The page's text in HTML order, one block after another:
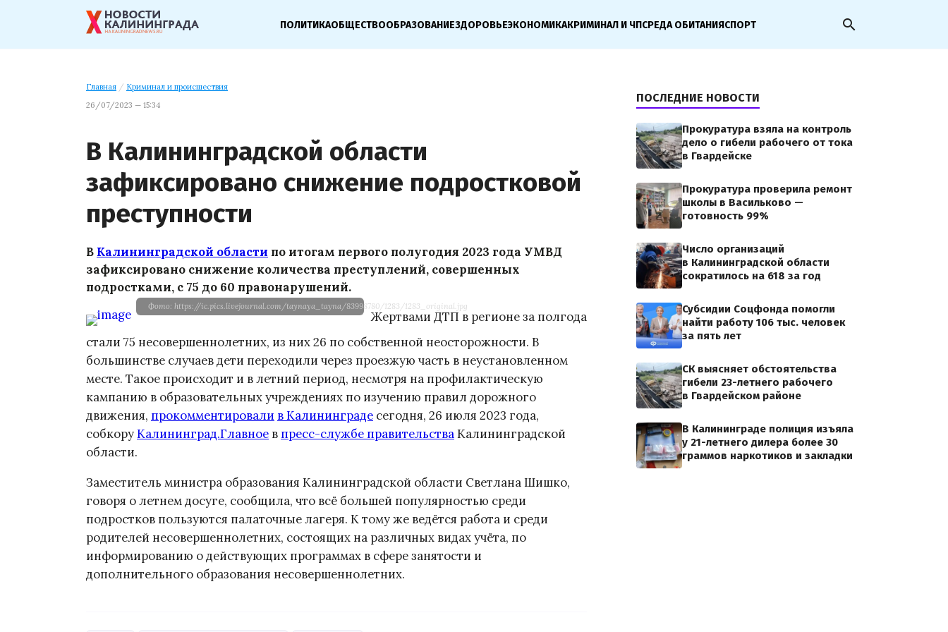
ПОЛИТИКАОБЩЕСТВООБРАЗОВАНИЕЗДОРОВЬЕЭКОНОМИКАКРИМИНАЛ И ЧПСРЕДА ОБИТАНИЯСПОРТ search
Главная / Криминал и происшествия
26/07/2023 — 15:34
В Калининградской области
зафиксировано снижение подростковой
преступности
В Калининградской области по итогам первого полугодия 2023 года УМВД
зафиксировано снижение количества преступлений, совершенных
подростками, с 75 до 60 правонарушений.
Фото: https://ic.pics.livejournal.com/taynaya_tayna/83998780/1283/1283_original.jpg
Жертвами ДТП в регионе за полгода
стали 75 несовершеннолетних, из них 26 по собственной неосторожности. В
большинстве случаев дети переходили через проезжую часть в неустановленном
месте. Такое происходит и в летний период, несмотря на профилактическую
кампанию в образовательных учреждениях по изучению правил дорожного
движения, прокомментировали в Калининграде сегодня, 26 июля 2023 года,
собкоруКалининград.Главное в пресс-службе правительстваКалининградской
области.
Заместитель министра образования Калининградской области Светлана Шишко,
говоря о летнем досуге, сообщила, что всё большей популярностью среди
подростков пользуются палаточные лагеря. К тому же ведётся работа и среди
родителей несовершеннолетних, состоящих на различных видах учёта, по
информированию о действующих программах в сфере занятости и
дополнительного образования несовершеннолетних.
ПОСЛЕДНИЕ НОВОСТИ
Прокуратура взяла на контроль
дело о гибели рабочего от тока
в Гвардейске
Прокуратура проверила ремонт
школы в Васильково —
готовность 99%
Число организаций
в Калининградской области
сократилось на 618 за год
Субсидии Соцфонда помогли
найти работу 106 тыс. человек
за пять лет
СК выясняет обстоятельства
гибели 23-летнего рабочего
в Гвардейском районе
В Калининграде полиция изъяла
у 21-летнего дилера более 30
граммов наркотиков и закладки